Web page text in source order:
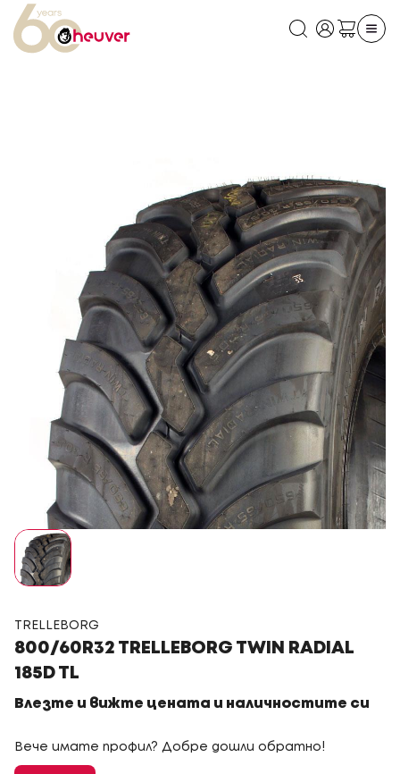
TRELLEBORG
800/60R32 TRELLEBORG TWIN RADIAL
185D TL
Влезте и вижте цената и наличностите си
Вече имате профил? Добре дошли обратно!